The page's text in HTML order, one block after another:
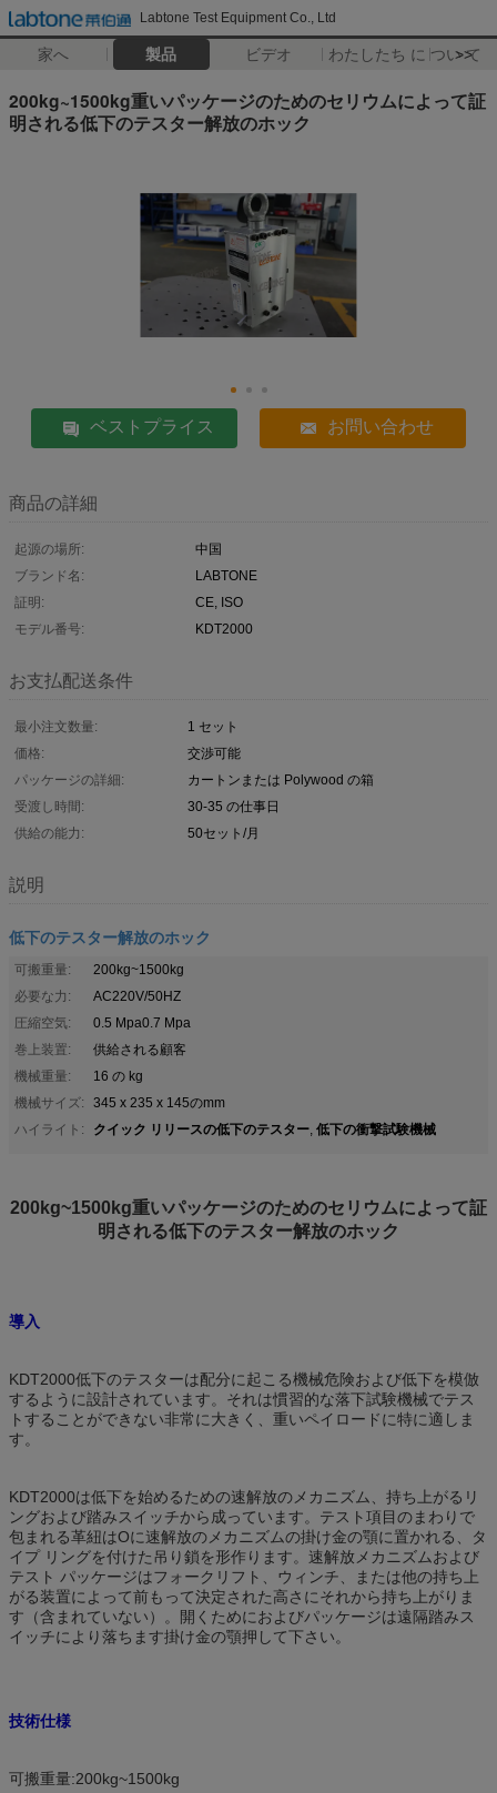
Labtone Test Equipment Co., Ltd
家へ 製品 ビデオ わたしたち に つい て
>>
200kg~1500kg重いパッケージのためのセリウムによって証
明される低下のテスター解放のホック
ベストプライス お問い合わせ
商品の詳細
起源の場所:
中国
ブランド名:
LABTONE
証明:
CE, ISO
モデル番号:
KDT2000
お支払配送条件
最小注文数量:
1 セット
価格:
交渉可能
パッケージの詳細:
カートンまたは Polywood の箱
受渡し時間:
30-35 の仕事日
供給の能力:
50セット/月
説明
低下のテスター解放のホック
可搬重量:
200kg~1500kg
必要な力:
AC220V/50HZ
圧縮空気:
0.5 Mpa0.7 Mpa
巻上装置:
供給される顧客
機械重量:
16 の kg
機械サイズ:
345 x 235 x 145のmm
ハイライト:
クイック リリースの低下のテスター, 低下の衝撃試験機械
200kg~1500kg重いパッケージのためのセリウムによって証
明される低下のテスター解放のホック
導入
KDT2000低下のテスターは配分に起こる機械危険および低下を模倣
するように設計されています。それは慣習的な落下試験機械でテス
トすることができない非常に大きく、重いペイロードに特に適しま
す。
KDT2000は低下を始めるための速解放のメカニズム、持ち上がるリ
ングおよび踏みスイッチから成っています。テスト項目のまわりで
包まれる革紐はOに速解放のメカニズムの掛け金の顎に置かれる、タ
イプ リングを付けた吊り鎖を形作ります。速解放メカニズムおよび
テスト パッケージはフォークリフト、ウィンチ、または他の持ち上
がる装置によって前もって決定された高さにそれから持ち上がりま
す（含まれていない）。開くためにおよびパッケージは遠隔踏みス
イッチにより落ちます掛け金の顎押して下さい。
技術仕様
可搬重量:200kg~1500kg